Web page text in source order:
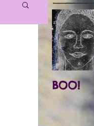
BOO!